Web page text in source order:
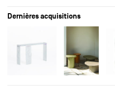
Dernières acquisitions